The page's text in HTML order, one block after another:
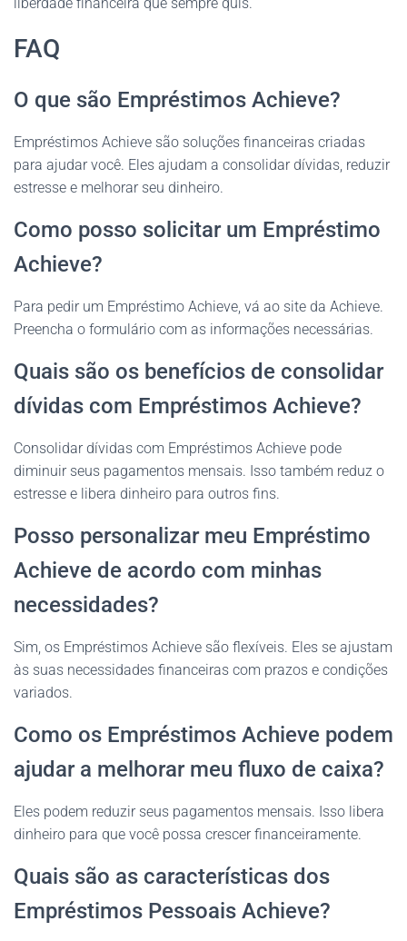
FAQ
O que são Empréstimos Achieve?
Empréstimos Achieve são soluções financeiras criadas
para ajudar você. Eles ajudam a consolidar dívidas, reduzir
estresse e melhorar seu dinheiro.
Como posso solicitar um Empréstimo
Achieve?
Para pedir um Empréstimo Achieve, vá ao site da Achieve.
Preencha o formulário com as informações necessárias.
Quais são os benefícios de consolidar
dívidas com Empréstimos Achieve?
Consolidar dívidas com Empréstimos Achieve pode
diminuir seus pagamentos mensais. Isso também reduz o
estresse e libera dinheiro para outros fins.
Posso personalizar meu Empréstimo
Achieve de acordo com minhas
necessidades?
Sim, os Empréstimos Achieve são flexíveis. Eles se ajustam
às suas necessidades financeiras com prazos e condições
variados.
Como os Empréstimos Achieve podem
ajudar a melhorar meu fluxo de caixa?
Eles podem reduzir seus pagamentos mensais. Isso libera
dinheiro para que você possa crescer financeiramente.
Quais são as características dos
Empréstimos Pessoais Achieve?